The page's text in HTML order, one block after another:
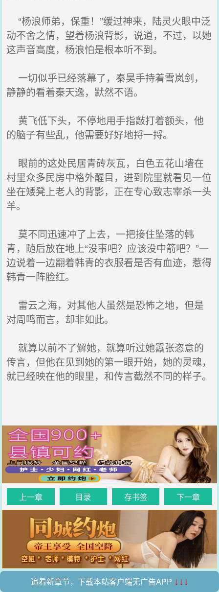
“杨浪师弟，保重！”缓过神来，陆灵火眼中泛
动不舍之情，望着杨浪背影，说道，不过，以她
这声音高度，杨浪怕是根本听不到。
一切似乎已经落幕了，秦昊手持着雪岚剑，
静静的看着秦天逸，默然不语。
黄飞低下头，不停地用手指敲打着额头，他
的脑子有些乱，他需要好好地捋一捋。
眼前的这处民居青砖灰瓦，白色五花山墙在
村里众多民房中格外醒目，进到院里就看见一位
坐在矮凳上老人的背影，正在专心致志宰杀一头
羊。
莫不同迅速冲了上去，一把接住坠落的韩
青，随后放在地上“没事吧？应该没中箭吧？”一
边说着一边翻着韩青的衣服看是否有血迹，惹得
韩青一阵脸红。
雷云之海，对其他人虽然是恐怖之地，但是
对周鸣而言，却非如此。
就算以前不了解她，就算听过她嚣张恣意的
传言，但他在见到她的第一眼开始，她的灵魂，
就已经映在他的眼里，和传言截然不同的样子。
上一章 目录 存书签 下一章
追看新章节，下载本站客户端无广告APP ↓↓↓